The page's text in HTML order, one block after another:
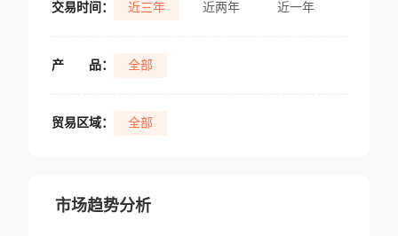
交易时间： 近三年 近两年 近一年
产 品： 全部
贸易区域： 全部
市场趋势分析